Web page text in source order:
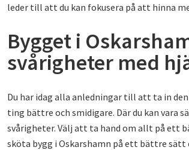
leder till att du kan fokusera på att hinna
Bygget i
svårigheter med
Du har idag alla anledningar till att ta in
ting bättre och smidigare. Där du kan vara
svårigheter. Välj att ta hand om allt på ett
sköta bygg i Oskarshamn på ett bättre sätt